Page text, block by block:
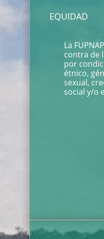
EQUIDAD
La
contra de
por
étnico,
sexual,
social y/o